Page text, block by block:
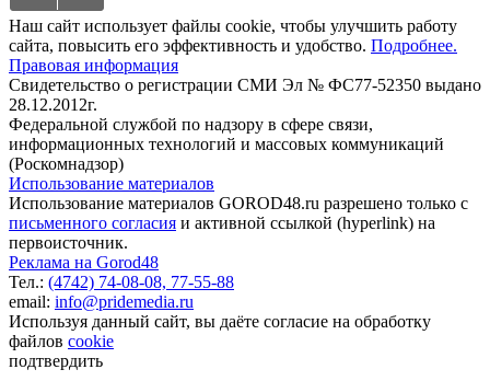
Наш сайт использует файлы cookie, чтобы улучшить работу
сайта, повысить его эффективность и удобство. Подробнее.
Правовая информация
Свидетельство о регистрации СМИ Эл № ФС77-52350 выдано
28.12.2012г.
Федеральной службой по надзору в сфере связи,
информационных технологий и массовых коммуникаций
(Роскомнадзор)
Использование материалов
Использование материалов GOROD48.ru разрешено только с
письменного согласия и активной ссылкой (hyperlink) на
первоисточник.
Реклама на Gorod48
Тел.: (4742) 74-08-08, 77-55-88
email: info@pridemedia.ru
Используя данный сайт, вы даёте согласие на обработку
файлов cookie
подтвердить